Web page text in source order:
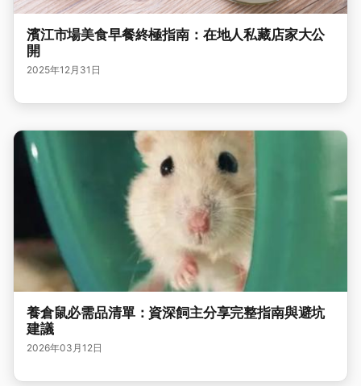
濱江市場美食早餐終極指南：在地人私藏店家大公
開
2025年12月31日
養倉鼠必需品清單：資深飼主分享完整指南與避坑
建議
2026年03月12日